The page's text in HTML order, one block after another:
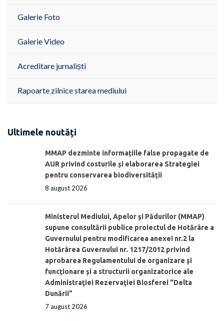
Galerie Foto
Galerie Video
Acreditare jurnaliști
Rapoarte zilnice starea mediului
Ultimele noutăți
MMAP dezminte informațiile false propagate de
AUR privind costurile și elaborarea Strategiei
pentru conservarea biodiversității
8 august 2026
Ministerul Mediului, Apelor şi Pădurilor (MMAP)
supune consultării publice proiectul de Hotărâre a
Guvernului pentru modificarea anexei nr.2 la
Hotărârea Guvernului nr. 1217/2012 privind
aprobarea Regulamentului de organizare şi
funcționare și a structurii organizatorice ale
Administraţiei Rezervaţiei Biosferei “Delta
Dunării”
7 august 2026